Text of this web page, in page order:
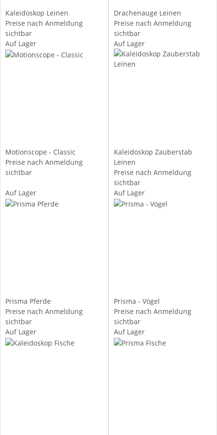
Kaleidoskop Leinen
Preise nach Anmeldung
sichtbar
Drachenauge Leinen
Preise nach Anmeldung
sichtbar
Auf Lager
Motionscope - Classic
Preise nach Anmeldung
sichtbar
Auf Lager
Kaleidoskop Zauberstab
Leinen
Preise nach Anmeldung
sichtbar
Auf Lager
Prisma Pferde
Preise nach Anmeldung
sichtbar
Auf Lager
Prisma - Vögel
Preise nach Anmeldung
sichtbar
Auf Lager
Auf Lager